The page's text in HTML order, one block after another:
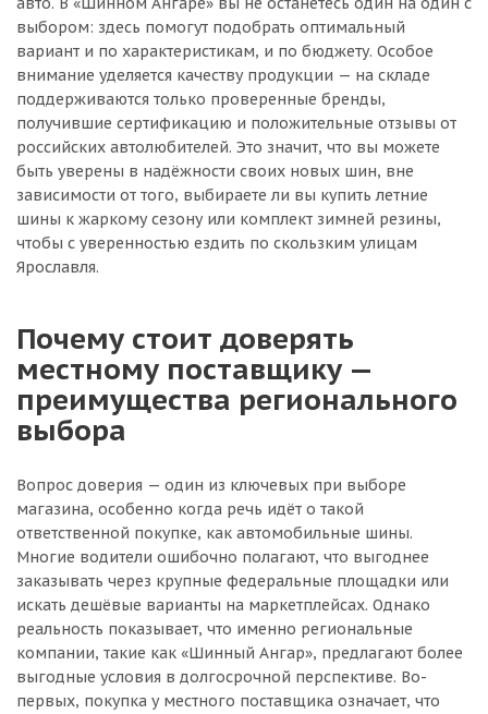
выбором: здесь помогут подобрать оптимальный
вариант и по характеристикам, и по бюджету. Особое
внимание уделяется качеству продукции — на складе
поддерживаются только проверенные бренды,
получившие сертификацию и положительные отзывы от
российских автолюбителей. Это значит, что вы можете
быть уверены в надёжности своих новых шин, вне
зависимости от того, выбираете ли вы купить летние
шины к жаркому сезону или комплект зимней резины,
чтобы с уверенностью ездить по скользким улицам
Ярославля.
Почему стоит доверять
местному поставщику —
преимущества регионального
выбора
Вопрос доверия — один из ключевых при выборе
магазина, особенно когда речь идёт о такой
ответственной покупке, как автомобильные шины.
Многие водители ошибочно полагают, что выгоднее
заказывать через крупные федеральные площадки или
искать дешёвые варианты на маркетплейсах. Однако
реальность показывает, что именно региональные
компании, такие как «Шинный Ангар», предлагают более
выгодные условия в долгосрочной перспективе. Во-
первых, покупка у местного поставщика означает, что